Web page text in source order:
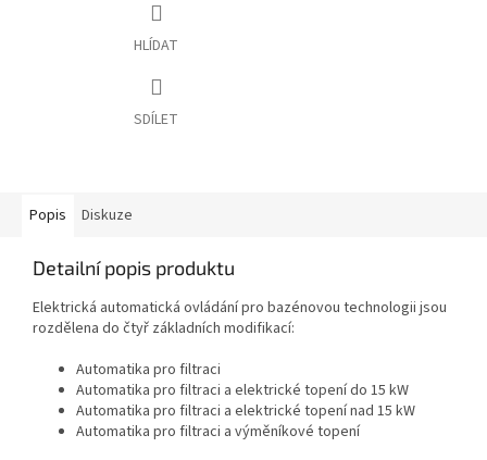
HLÍDAT
SDÍLET
Popis Diskuze
Detailní popis produktu
Elektrická automatická ovládání pro bazénovou technologii jsou
rozdělena do čtyř základních modifikací:
Automatika pro filtraci
Automatika pro filtraci a elektrické topení do 15 kW
Automatika pro filtraci a elektrické topení nad 15 kW
Automatika pro filtraci a výměníkové topení